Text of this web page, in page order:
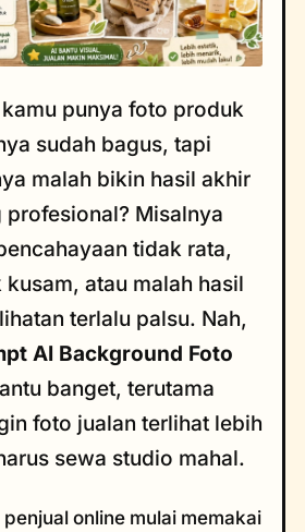
punya foto produk
sudah bagus, tapi
malah bikin hasil akhir
Misalnya
tidak rata,
atau malah hasil
terlalu palsu. Nah,
AI Background Foto
banget, terutama
foto jualan terlihat lebih
sewa studio mahal.
online mulai memakai